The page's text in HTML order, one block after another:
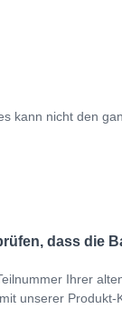
kann nicht den
dass die
Ihrer
unserer